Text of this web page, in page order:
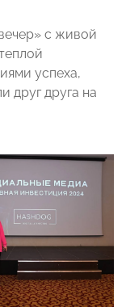
с живой
успеха,
друг друга на